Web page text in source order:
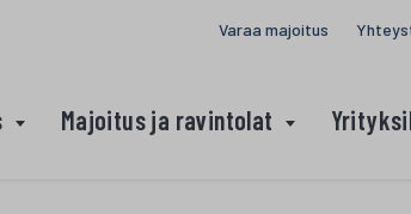
Varaa majoitus
Majoitus ja ravintolat